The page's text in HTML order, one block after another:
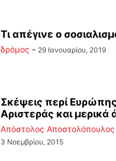
Τι απέγινε ο
δρόμος - 29 Ιανουαρίου, 2019
Σκέψεις περί
Αριστεράς και μερικά
Απόστολος Αποστολόπουλος
3 Νοεμβρίου, 2015